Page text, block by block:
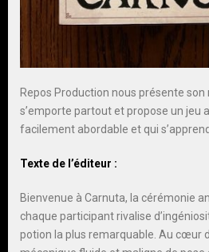
Repos Production nous présente
s’emporte partout et propose un jeu
facilement abordable et qui
Texte de l’éditeur :
Bienvenue à Carnuta, la cérémonie
chaque participant rivalise
potion la plus remarquable. Au cœur